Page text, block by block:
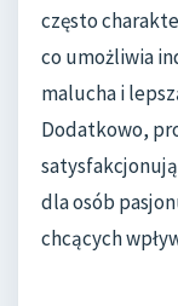
często
co umożliwia
malucha i
Dodatkowo,
dla osób
chcących